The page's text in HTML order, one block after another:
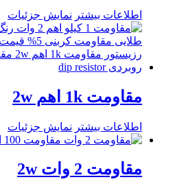
اطلاعات بیشتر نمایش جزئیات
مقاومت 1k اهم 2w
اطلاعات بیشتر نمایش جزئیات
مقاومت 2 وات 2w